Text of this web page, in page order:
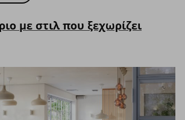
με στιλ που ξεχωρίζει